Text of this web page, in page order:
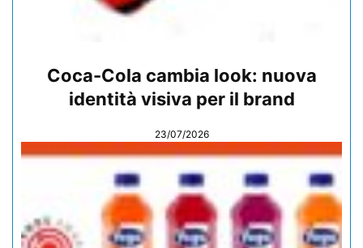
Coca-Cola cambia look: nuova
identità visiva per il brand
23/07/2026